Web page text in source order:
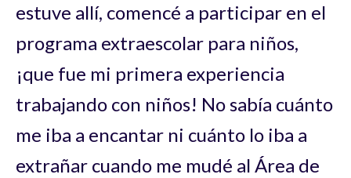
estuve allí, comencé a participar en el
programa extraescolar para niños,
¡que fue mi primera experiencia
trabajando con niños! No sabía cuánto
me iba a encantar ni cuánto lo iba a
extrañar cuando me mudé al Área de